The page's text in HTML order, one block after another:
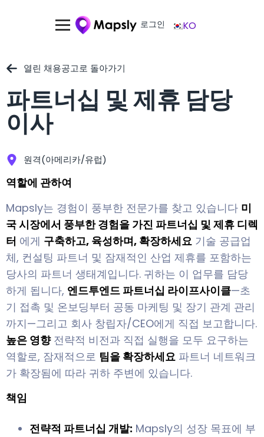
로그인 KO
열린 채용공고로 돌아가기
파트너십 및 제휴 담당
이사
원격(아메리카/유럽)
역할에 관하여
Mapsly는 경험이 풍부한 전문가를 찾고 있습니다 미
국 시장에서 풍부한 경험을 가진 파트너십 및 제휴 디렉
터 에게 구축하고, 육성하며, 확장하세요 기술 공급업
체, 컨설팅 파트너 및 잠재적인 산업 제휴를 포함하는
당사의 파트너 생태계입니다. 귀하는 이 업무를 담당
하게 됩니다, 엔드투엔드 파트너십 라이프사이클—초
기 접촉 및 온보딩부터 공동 마케팅 및 장기 관계 관리
까지—그리고 회사 창립자/CEO에게 직접 보고합니다.
높은 영향전략적 비전과 직접 실행을 모두 요구하는
역할로, 잠재적으로 팀을 확장하세요 파트너 네트워크
가 확장됨에 따라 귀하 주변에 있습니다.
책임
전략적 파트너십 개발: Mapsly의 성장 목표에 부